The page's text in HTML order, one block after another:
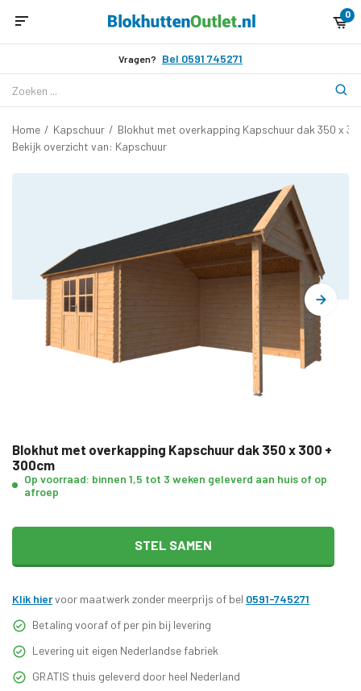
0
Vragen? Bel 0591 745271
Home / Kapschuur / Blokhut met overkapping Kapschuur dak 350 x
Bekijk overzicht van: Kapschuur
Blokhut met overkapping Kapschuur dak 350 x 300 +
300cm
Op voorraad: binnen 1,5 tot 3 weken geleverd aan huis of op
afroep
STEL SAMEN
Klik hiervoor maatwerk zonder meerprijs of bel 0591-745271
Betaling vooraf of per pin bij levering
Levering uit eigen Nederlandse fabriek
GRATIS thuis geleverd door heel Nederland